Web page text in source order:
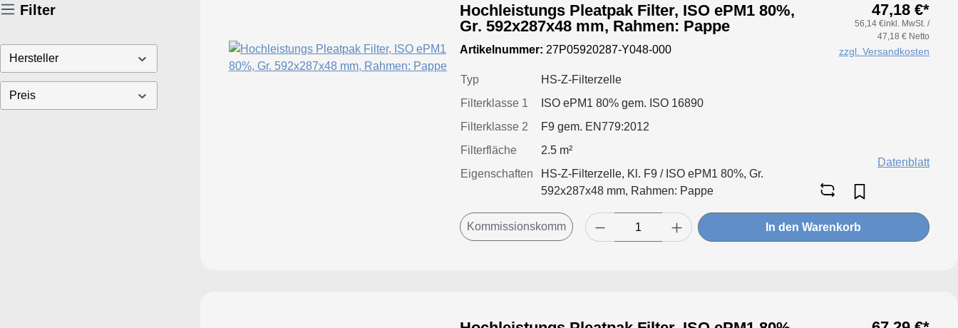
Filter
Hersteller
Preis
Hochleistungs Pleatpak Filter, ISO ePM1 80%,
Gr. 592x287x48 mm, Rahmen: Pappe
Artikelnummer: 27P05920287-Y048-000
Typ
HS-Z-Filterzelle
Filterklasse 1
ISO ePM1 80% gem. ISO 16890
Filterklasse 2
F9 gem. EN779:2012
Filterfläche
2.5 m²
Eigenschaften
HS-Z-Filterzelle, Kl. F9 / ISO ePM1 80%, Gr.
592x287x48 mm, Rahmen: Pappe
47,18 €*
56,14 €inkl. MwSt. /
47,18 € Netto
zzgl. Versandkosten
Datenblatt
In den Warenkorb